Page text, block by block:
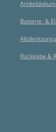
Batterie- &
Rückgabe &